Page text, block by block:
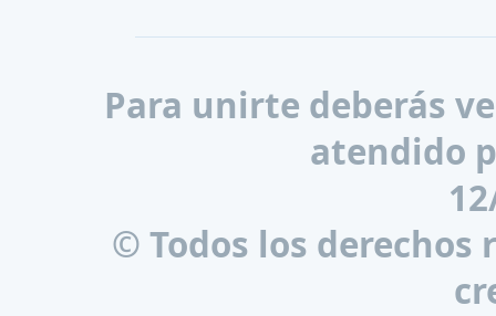
Para unirte deberás
atendido
© Todos los derechos